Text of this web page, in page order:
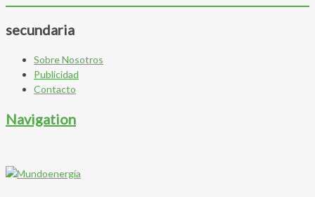
secundaria
Sobre Nosotros
Publicidad
Contacto
Navigation